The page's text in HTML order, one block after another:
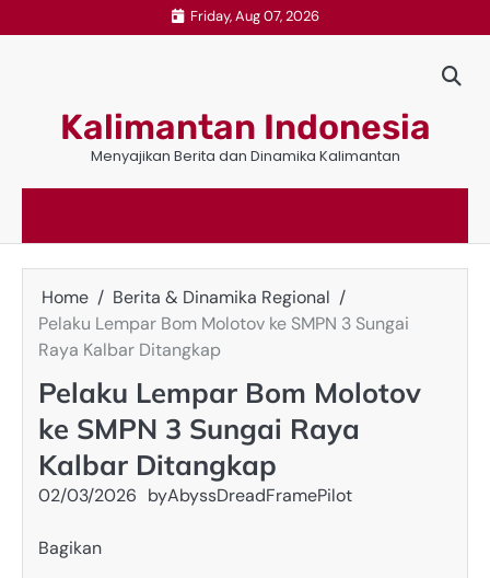
to
Friday, Aug 07, 2026
Kalimantan Indonesia
Menyajikan Berita dan Dinamika Kalimantan
Home
Berita & Dinamika Regional
Pelaku Lempar Bom Molotov ke SMPN 3 Sungai
Raya Kalbar Ditangkap
Pelaku Lempar Bom Molotov
ke SMPN 3 Sungai Raya
Kalbar Ditangkap
02/03/2026 byAbyssDreadFramePilot
Bagikan